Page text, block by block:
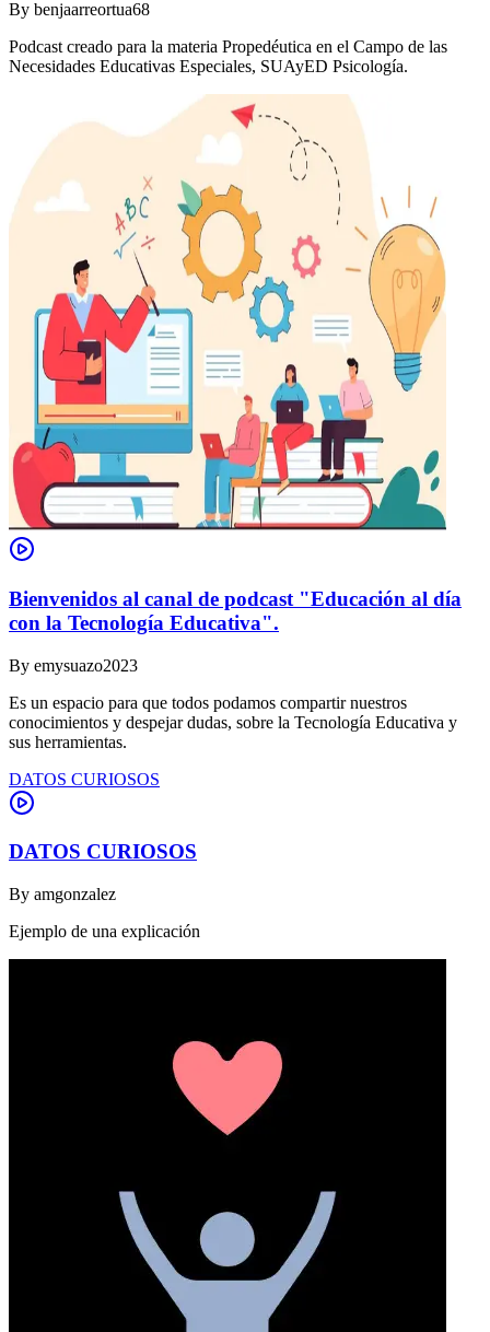
By benjaarreortua68
Podcast creado para la materia Propedéutica en el Campo de las
Necesidades Educativas Especiales, SUAyED Psicología.
Bienvenidos al canal de podcast "Educación al día
con la Tecnología Educativa".
By emysuazo2023
Es un espacio para que todos podamos compartir nuestros
conocimientos y despejar dudas, sobre la Tecnología Educativa y
sus herramientas.
DATOS CURIOSOS
DATOS CURIOSOS
By amgonzalez
Ejemplo de una explicación